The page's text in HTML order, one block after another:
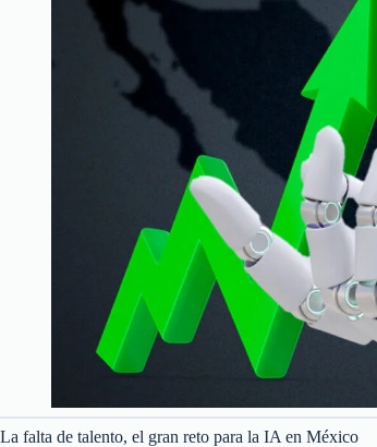
La falta de talento, el gran reto para la IA en México